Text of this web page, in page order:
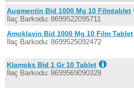
Augmentin Bid 1000 Mg 10 Filmtablet
İlaç Barkodu: 8699522095711
Amoklavin Bid 1000 Mg 10 Film Tablet
İlaç Barkodu: 8699525092472
Klamoks Bid 1 Gr 10 Tablet
İlaç Barkodu: 8699569090328